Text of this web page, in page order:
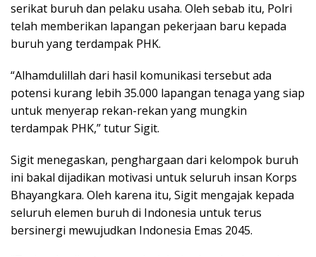
serikat buruh dan pelaku usaha. Oleh sebab itu, Polri
telah memberikan lapangan pekerjaan baru kepada
buruh yang terdampak PHK.
“Alhamdulillah dari hasil komunikasi tersebut ada
potensi kurang lebih 35.000 lapangan tenaga yang siap
untuk menyerap rekan-rekan yang mungkin
terdampak PHK,” tutur Sigit.
Sigit menegaskan, penghargaan dari kelompok buruh
ini bakal dijadikan motivasi untuk seluruh insan Korps
Bhayangkara. Oleh karena itu, Sigit mengajak kepada
seluruh elemen buruh di Indonesia untuk terus
bersinergi mewujudkan Indonesia Emas 2045.